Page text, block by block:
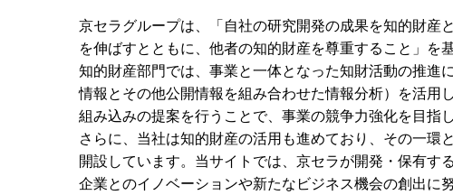
京セラグループは、「自社の研究開発の成果を知的財産
を伸ばすとともに、他者の知的財産を尊重すること」を
知的財産部門では、事業と一体となった知財活動の推進
情報とその他公開情報を組み合わせた情報分析）を活用
組み込みの提案を行うことで、事業の競争力強化を目指し
さらに、当社は知的財産の活用も進めており、その一環
開設しています。当サイトでは、京セラが開発・保有す
企業とのイノベーションや新たなビジネス機会の創出に